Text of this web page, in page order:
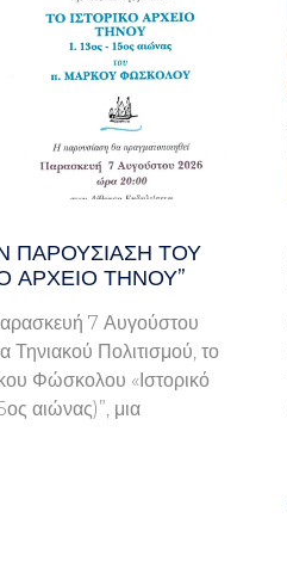
ΠΑΡΟΥΣΊΑΣΗ ΤΟΥ
ΑΡΧΕΊΟ ΤΉΝΟΥ”
7 Αυγούστου
Τηνιακού Πολιτισμού, το
Φώσκολου «Ιστορικό
αιώνας)”, μια